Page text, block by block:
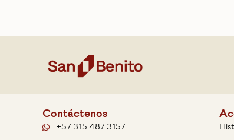
Contáctenos
+57 315 487 3157